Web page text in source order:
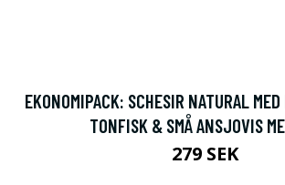
EKONOMIPACK: SCHESIR NATURAL
TONFISK & SMÅ ANSJOVIS
279 SEK